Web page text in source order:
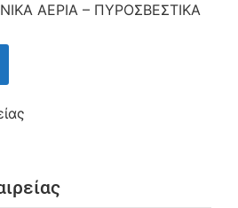
ΑΕΡΙΑ – ΠΥΡΟΣΒΕΣΤΙΚΑ